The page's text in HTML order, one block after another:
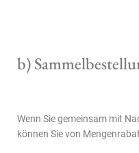
b)
Wenn Sie gemeinsam mit
können Sie von